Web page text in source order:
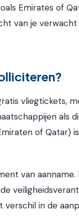
Emirates of
van je
vliegtickets,
als
of Qatar)
van
in de